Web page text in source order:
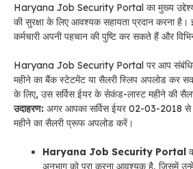
Haryana Job Security Portal का मुख्य उद्देश्य
की सुरक्षा के लिए आवश्यक सहायता प्रदान करना है।
कर्मचारी अपनी पहचान की पुष्टि कर सकते हैं और
Haryana Job Security Portal पर आप संबंधित
महीने का बैंक स्टेटमेंट या सैलरी स्लिप अपलोड कर
के लिए, उस सर्विस ईयर के सेकंड-लास्ट महीने की
उदाहरण: अगर आपका सर्विस ईयर 02-03-2018
महीने का सैलरी प्रूफ अपलोड करें।
Haryana Job Security Portal
अनुभाग को पूरा करना आवश्यक है, जिसमें